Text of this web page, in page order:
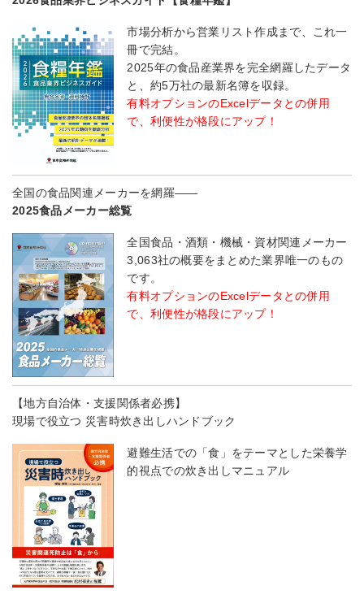
市場分析から営業リスト作成まで、これ一
冊で完結。
2025年の食品産業界を完全網羅したデータ
と、約5万社の最新名簿を収録。
有料オプションのExcelデータとの併用
で、利便性が格段にアップ！
全国の食品関連メーカーを網羅――
2025食品メーカー総覧
全国食品・酒類・機械・資材関連メーカー
3,063社の概要をまとめた業界唯一のもの
です。
有料オプションのExcelデータとの併用
で、利便性が格段にアップ！
【地方自治体・支援関係者必携】
現場で役立つ 災害時炊き出しハンドブック
避難生活での「食」をテーマとした栄養学
的視点での炊き出しマニュアル